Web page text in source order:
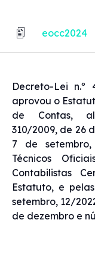
eocc2024
Decreto-Lei
aprovou o
de Contas,
310/2009, de 26
7 de
Técnicos
Contabilistas
Estatuto, e
setembro, 12/
de dezembro e